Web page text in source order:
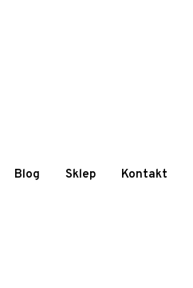
Blog Sklep Kontakt